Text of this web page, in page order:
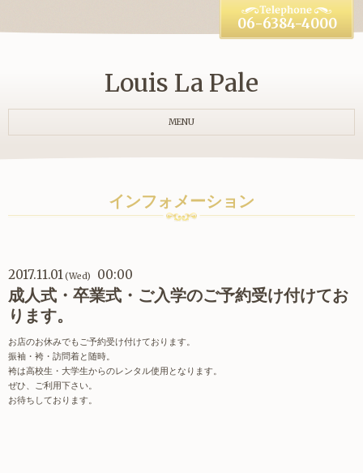
Louis La Pale
06-6384-4000
MENU
インフォメーション
2017.11.01(Wed) 00:00
成人式・卒業式・ご入学のご予約受け付けてお
ります。
お店のお休みでもご予約受け付けております。
振袖・袴・訪問着と随時。
袴は高校生・大学生からのレンタル使用となります。
ぜひ、ご利用下さい。
お待ちしております。